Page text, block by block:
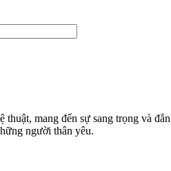
mang đến sự sang trọng và
người thân yêu.